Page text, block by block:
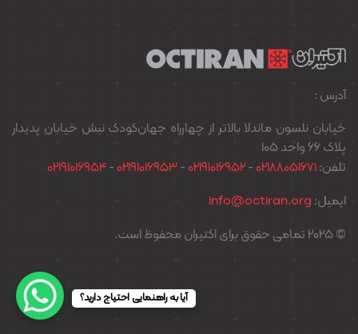
آدرس :
خیابان نلسون ماندلا بالاتر از چهارراه جهان‌کودک نبش خیابان پدیدار
پلاک ۶۶ واحد ۱۰۵
تلفن:02188051671
-
02191016952
-
02191016953
-
02191016954
ایمیل: info@octiran.org
© 2025 تمامی حقوق برای اکتیران محفوظ است.
آیا به راهنمایی احتیاج دارید؟